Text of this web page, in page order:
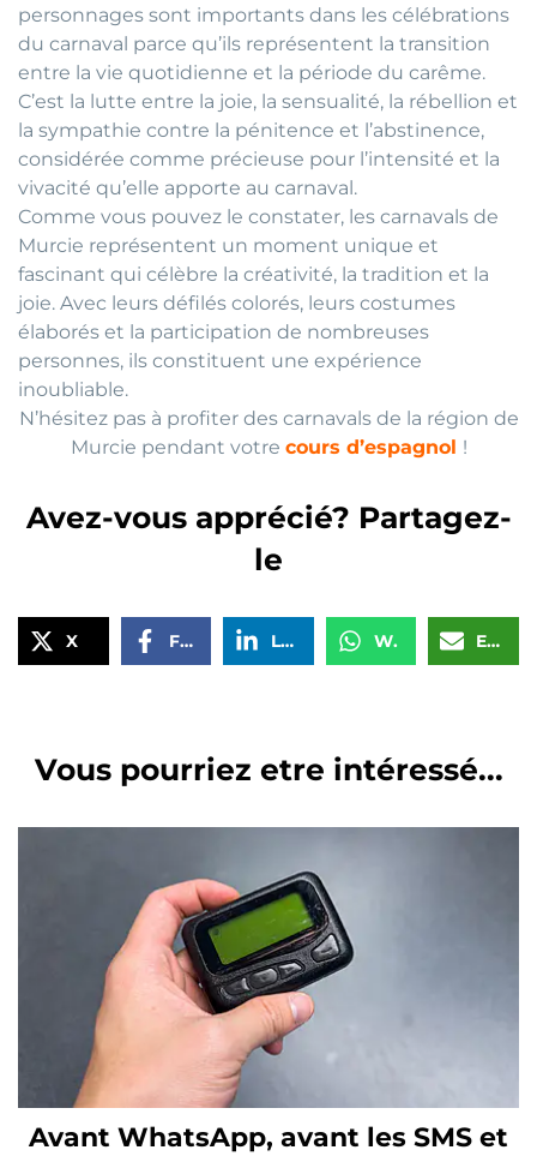
personnages sont importants dans les célébrations
du carnaval parce qu’ils représentent la transition
entre la vie quotidienne et la période du carême.
C’est la lutte entre la joie, la sensualité, la rébellion et
la sympathie contre la pénitence et l’abstinence,
considérée comme précieuse pour l’intensité et la
vivacité qu’elle apporte au carnaval.
Comme vous pouvez le constater, les carnavals de
Murcie représentent un moment unique et
fascinant qui célèbre la créativité, la tradition et la
joie. Avec leurs défilés colorés, leurs costumes
élaborés et la participation de nombreuses
personnes, ils constituent une expérience
inoubliable.
N’hésitez pas à profiter des carnavals de la région de
Murcie pendant votre cours d’espagnol !
Avez-vous apprécié? Partagez-
le
X Facebook LinkedIn WhatsApp Email
Vous pourriez etre intéressé...
Avant WhatsApp, avant les SMS et